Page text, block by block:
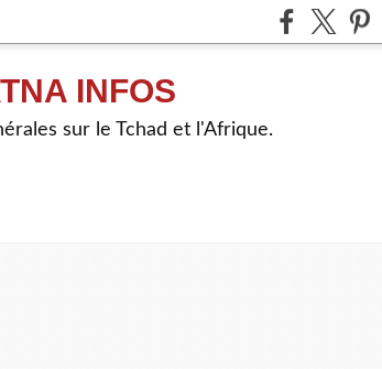
INFOS
sur le Tchad et l'Afrique.